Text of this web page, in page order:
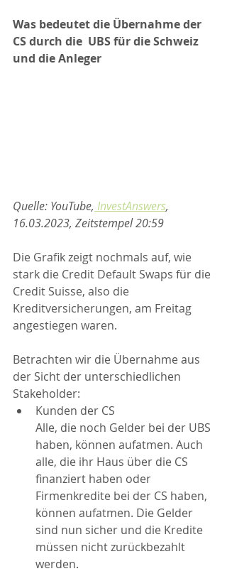
Was bedeutet die Übernahme der
CS durch die  UBS für die Schweiz
und die Anleger
Quelle: YouTube, InvestAnswers,
16.03.2023, Zeitstempel 20:59
Die Grafik zeigt nochmals auf, wie
stark die Credit Default Swaps für die
Credit Suisse, also die
Kreditversicherungen, am Freitag
angestiegen waren.
Betrachten wir die Übernahme aus
der Sicht der unterschiedlichen
Stakeholder:
Kunden der CS
Alle, die noch Gelder bei der UBS
haben, können aufatmen. Auch
alle, die ihr Haus über die CS
finanziert haben oder
Firmenkredite bei der CS haben,
können aufatmen. Die Gelder
sind nun sicher und die Kredite
müssen nicht zurückbezahlt
werden.